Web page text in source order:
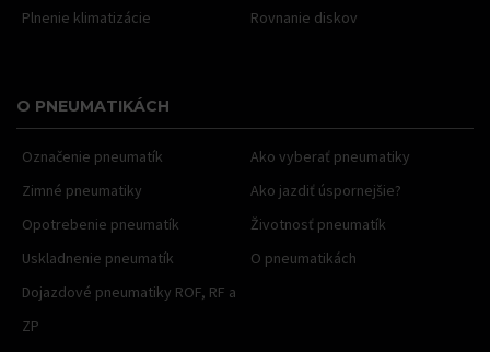
Plnenie klimatizácie
Rovnanie diskov
O PNEUMATIKÁCH
Označenie pneumatík
Ako vyberať pneumatiky
Zimné pneumatiky
Ako jazdiť úspornejšie?
Opotrebenie pneumatík
Životnosť pneumatík
Uskladnenie pneumatík
O pneumatikách
Dojazdové pneumatiky ROF, RF a
ZP